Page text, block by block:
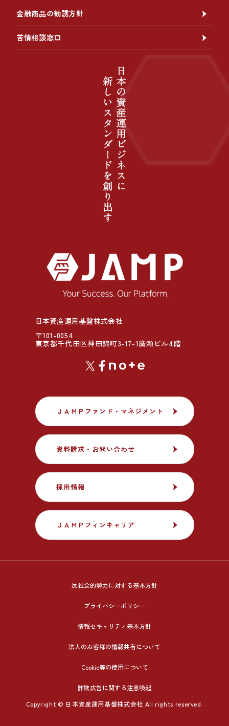
日本資産運用基盤株式会社
〒101-0054
東京都千代田区神田錦町3-17-1廣瀬ビル4階
ＪＡＭＰファンド・マネジメント
ＪＡＭＰファンド・マネジメント
資料請求・お問い合わせ
資料請求・お問い合わせ
採用情報
採用情報
ＪＡＭＰフィンキャリア
ＪＡＭＰフィンキャリア
金融商品の勧誘方針
苦情相談窓口
反社会的勢力に対する基本方針
プライバシーポリシー
情報セキュリティ基本方針
法人のお客様の情報共有について
Cookie等の使用について
詐欺広告に関する注意喚起
Copyright © 日本資産運用基盤株式会社 All rights reserved.